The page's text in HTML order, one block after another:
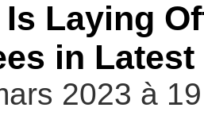
Laying
in
2023 à